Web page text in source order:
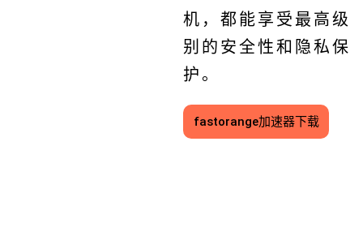
机，都能享受最高级
别的安全性和隐私保
护。
fastorange加速器下载